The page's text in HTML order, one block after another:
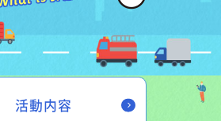
活動内容